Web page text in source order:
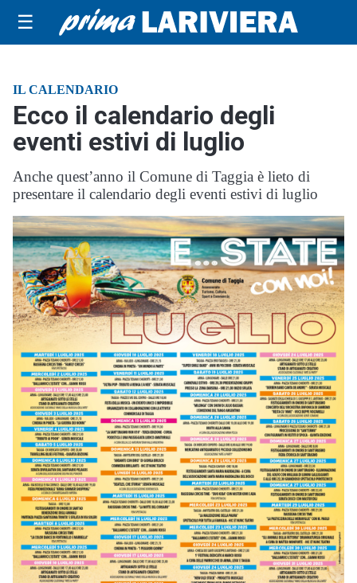
☰
IL CALENDARIO
Ecco il calendario degli
eventi estivi di luglio
Anche quest’anno il Comune di Taggia è lieto di
presentare il calendario degli eventi estivi di luglio